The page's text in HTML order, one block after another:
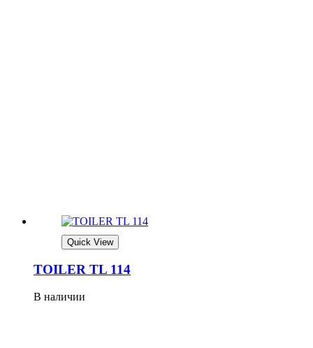
Quick View
TOILER TL 114
В наличии